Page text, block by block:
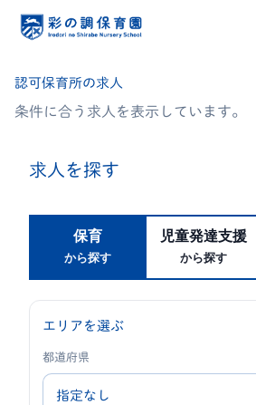
認可保育所の求人
条件に合う求人を表示しています。
求人を探す
保育
から探す
児童発達支援
から探す
エリアを選ぶ
都道府県